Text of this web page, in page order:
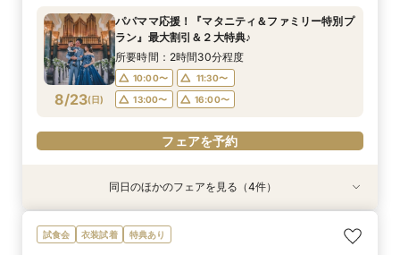
8/22(土)
10:00〜
11:30〜
13:00〜
16:00〜
フェアを予約
8/22(土)
10:00〜
11:30〜
13:00〜
16:00〜
フェアを予約
8/22(土)
10:00〜
11:30〜
13:00〜
16:00〜
フェアを予約
8/22(土)
10:00〜
11:30〜
13:00〜
16:00〜
フェアを予約
8/23(日)
パパママ応援！『マタニティ＆ファミリー特別プ
ラン』最大割引＆２大特典♪
所要時間：2時間30分程度
10:00〜
11:30〜
13:00〜
16:00〜
フェアを予約
衣装試着 特典あり
【ドレス重視オススメ◎】人気ドレス２５万円
OFF*来館特典×無料試食付
特典あり
【少人数婚応援】来館でヘアコスメ＆1万円ギフ
トGET！特典・試食フェア
衣装試着 特典あり
卒花オススメ◎英国伝統の大聖堂チャペル*最大
150万円割引×来館特典ギフト券１万円
衣装試着 特典あり
【ペット婚人気NO.1】愛犬と誓うリングドッグ演
出×豪華試食フェア*最大15大特典付き
同日のほかのフェアを見る（4件）
試食会 衣装試着 特典あり